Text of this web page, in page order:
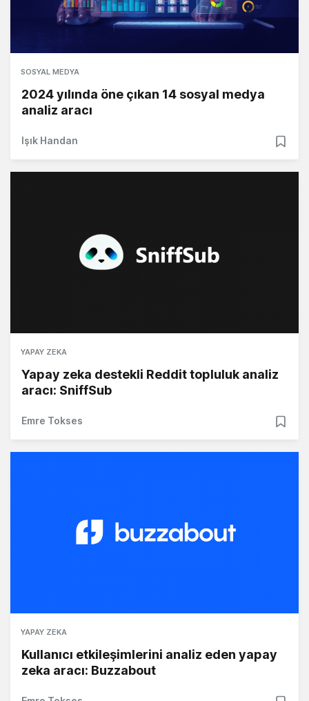
SOSYAL MEDYA
2024 yılında öne çıkan 14 sosyal medya
analiz aracı
Işık Handan
YAPAY ZEKA
Yapay zeka destekli Reddit topluluk analiz
aracı: SniffSub
Emre Tokses
YAPAY ZEKA
Kullanıcı etkileşimlerini analiz eden yapay
zeka aracı: Buzzabout